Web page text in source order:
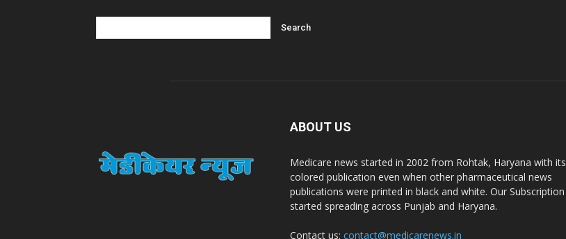
ABOUT US
Medicare news started in 2002 from Rohtak, Haryana with its
colored publication even when other pharmaceutical news
publications were printed in black and white. Our Subscription
started spreading across Punjab and Haryana.
Contact us: contact@medicarenews.in